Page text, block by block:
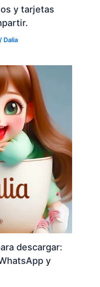
y tarjetas
/ Dalia
descargar:
y